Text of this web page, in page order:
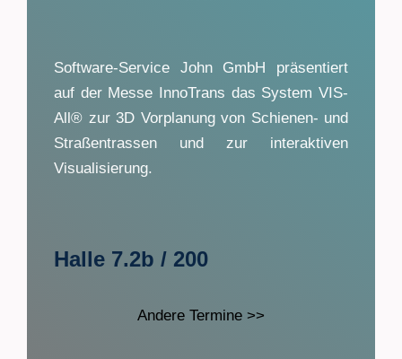
Software-Service John GmbH präsentiert
auf der Messe InnoTrans das System VIS-
All® zur 3D Vorplanung von Schienen- und
Straßentrassen und zur interaktiven
Visualisierung.
Halle 7.2b / 200
Andere Termine >>